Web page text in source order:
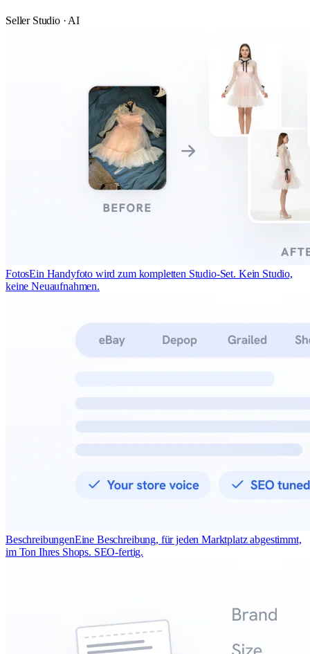
Seller Studio · AI
FotosEin Handyfoto wird zum kompletten Studio-Set. Kein Studio,
keine Neuaufnahmen.
BeschreibungenEine Beschreibung, für jeden Marktplatz abgestimmt,
im Ton Ihres Shops. SEO-fertig.